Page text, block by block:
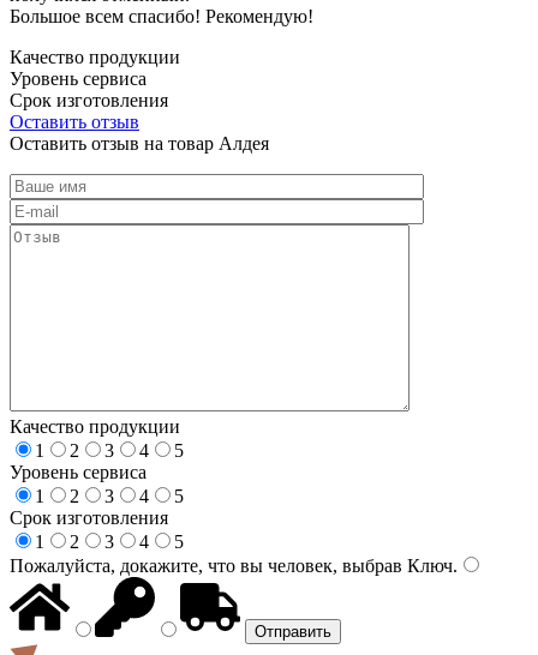
Большое всем спасибо! Рекомендую!
Качество продукции
Уровень сервиса
Срок изготовления
Оставить отзыв
Оставить отзыв на товар Алдея
Качество продукции
1
2 3 4
5
Уровень сервиса
1
2 3 4
5
Срок изготовления
1
2 3 4
5
Пожалуйста, докажите, что вы человек, выбрав Ключ.